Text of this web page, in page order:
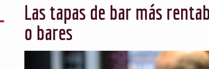
Las tapas de bar más
o bares